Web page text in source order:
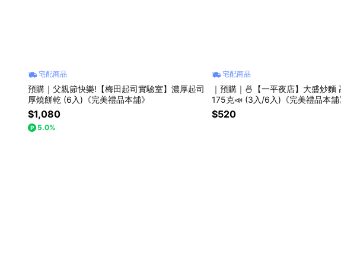
宅配商品
預購｜父親節快樂!【梅田起司實驗室】濃厚起司
厚燒餅乾 (6入)《完美禮品本舖》
$1,080
5.0%
宅配商品
｜預購｜🍜【一平夜店】大盛炒麵
175克📣 (3入/6入)《完美禮品本舖
$520